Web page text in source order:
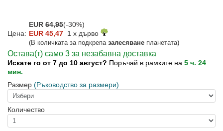
EUR 64,95(-30%)
Цена: EUR 45,47 1 x дърво
(В количката за подкрепа залесяване планетата)
Остава(т) само 3 за незабавна доставка
Искате го от 7 до 10 август? Поръчай в рамките на 5 ч. 24
мин.
Размер (Ръководство за размери)
Количество